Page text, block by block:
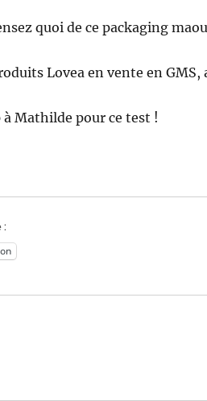
quoi de ce packaging
Lovea en vente en GMS,
à Mathilde pour ce test !
: